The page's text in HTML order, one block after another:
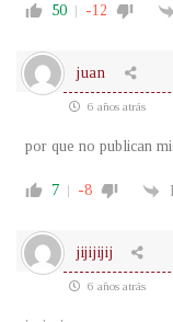
50 -12
juan
6 años atrás
por que no publican
7 -8
jijijijij
6 años atrás